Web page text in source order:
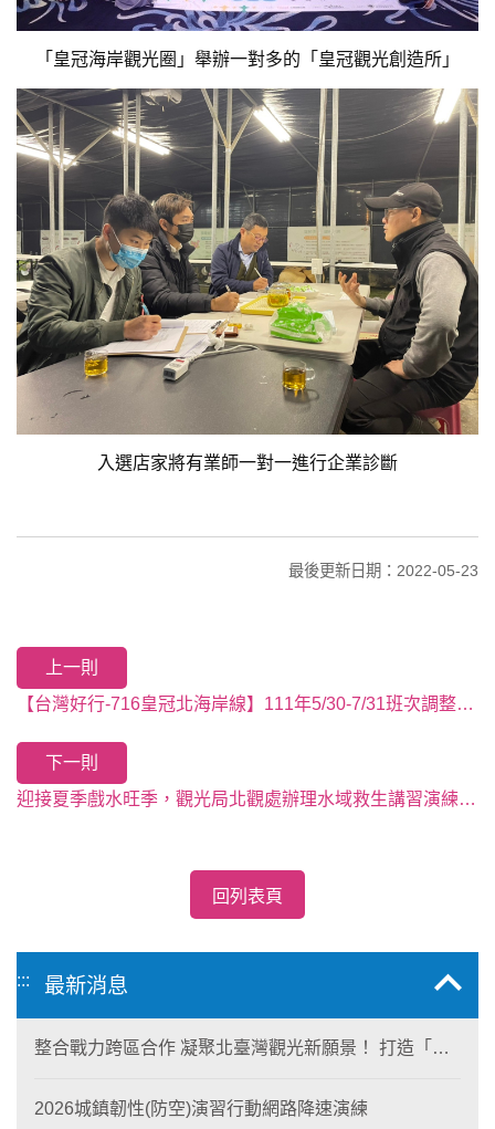
「皇冠海岸觀光圈」舉辦一對多的「皇冠觀光創造所」
入選店家將有業師一對一進行企業診斷
最後更新日期：2022-05-23
上一則
【台灣好行-716皇冠北海岸線】111年5/30-7/31班次調整公告
下一則
迎接夏季戲水旺季，觀光局北觀處辦理水域救生講習演練，提昇北海岸水域遊憩活動安全
回列表頁
::: 最新消息
整合戰力跨區合作 凝聚北臺灣觀光新願景！ 打造「生
2026城鎮韌性(防空)演習行動網路降速演練